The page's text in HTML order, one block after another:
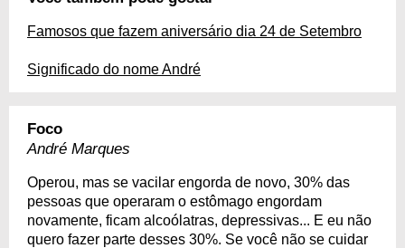
Famosos que fazem aniversário dia 24 de Setembro
Significado do nome André
Foco
André Marques
Operou, mas se vacilar engorda de novo, 30% das
pessoas que operaram o estômago engordam
novamente, ficam alcoólatras, depressivas... E eu não
quero fazer parte desses 30%. Se você não se cuidar